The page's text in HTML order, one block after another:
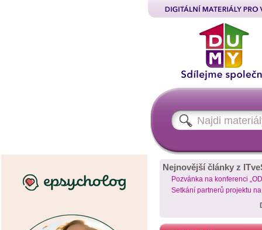
Nejnovější články z
Pozvánka na konferenci
Setkání partnerů projektu